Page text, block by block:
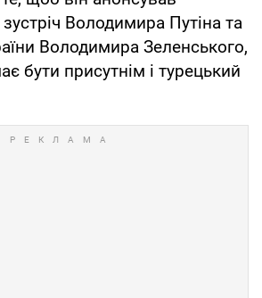
Володимира Путіна та
Володимира Зеленського,
бути присутнім і турецький